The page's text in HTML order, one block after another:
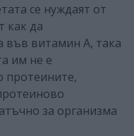
се нуждаят от
как да
във витамин А, така
им не е
протеините,
за организма